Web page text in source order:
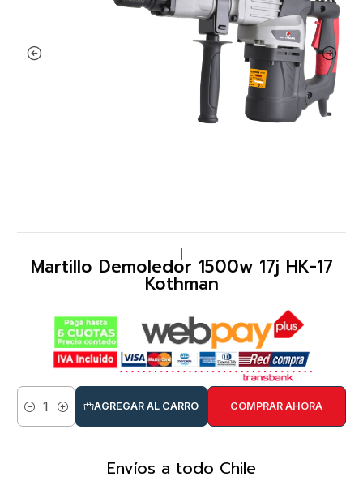
Martillo Demoledor 1500w 17j HK-17
Kothman
Cantidad
AGREGAR AL CARRO COMPRAR AHORA
Envíos a todo Chile